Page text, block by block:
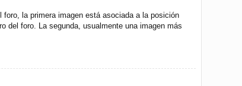
la primera imagen está asociada a la posición
del foro. La segunda, usualmente una imagen más